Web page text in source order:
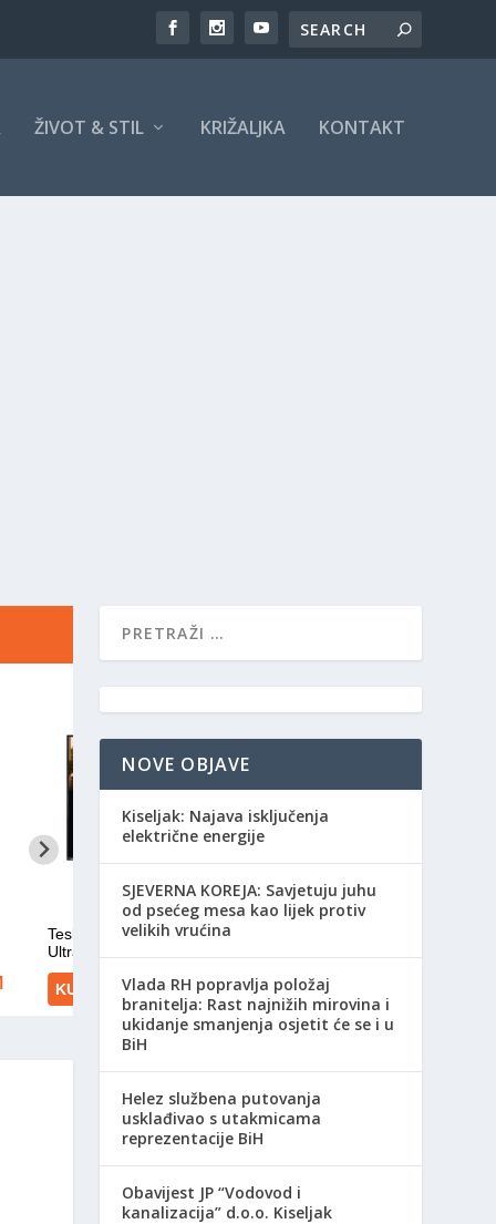
ŽIVOT & STIL KRIŽALJKA KONTAKT
NOVE OBJAVE
Kiseljak: Najava isključenja
električne energije
SJEVERNA KOREJA: Savjetuju juhu
od psećeg mesa kao lijek protiv
velikih vrućina
Vlada RH popravlja položaj
branitelja: Rast najnižih mirovina i
ukidanje smanjenja osjetit će se i u
BiH
Helez službena putovanja
usklađivao s utakmicama
reprezentacije BiH
Obavijest JP “Vodovod i
kanalizacija” d.o.o. Kiseljak